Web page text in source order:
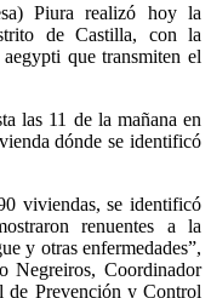
Piura realizó hoy la
de Castilla, con la
que transmiten el
las 11 de la mañana en
dónde se identificó
viviendas, se identificó
renuentes a la
y otras enfermedades”,
Negreiros, Coordinador
de Prevención y Control